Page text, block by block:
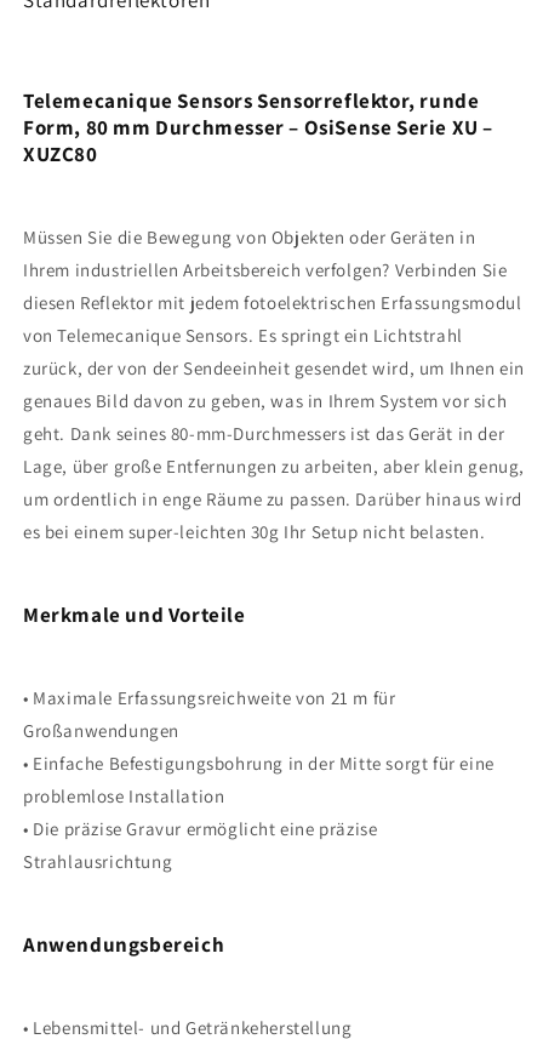
Telemecanique Sensors Sensorreflektor, runde
Form, 80 mm Durchmesser – OsiSense Serie XU –
XUZC80
Müssen Sie die Bewegung von Objekten oder Geräten in
Ihrem industriellen Arbeitsbereich verfolgen? Verbinden Sie
diesen Reflektor mit jedem fotoelektrischen Erfassungsmodul
von Telemecanique Sensors. Es springt ein Lichtstrahl
zurück, der von der Sendeeinheit gesendet wird, um Ihnen ein
genaues Bild davon zu geben, was in Ihrem System vor sich
geht. Dank seines 80-mm-Durchmessers ist das Gerät in der
Lage, über große Entfernungen zu arbeiten, aber klein genug,
um ordentlich in enge Räume zu passen. Darüber hinaus wird
es bei einem super-leichten 30g Ihr Setup nicht belasten.
Merkmale und Vorteile
• Maximale Erfassungsreichweite von 21 m für
Großanwendungen
• Einfache Befestigungsbohrung in der Mitte sorgt für eine
problemlose Installation
• Die präzise Gravur ermöglicht eine präzise
Strahlausrichtung
Anwendungsbereich
• Lebensmittel- und Getränkeherstellung